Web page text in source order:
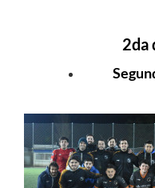
2da